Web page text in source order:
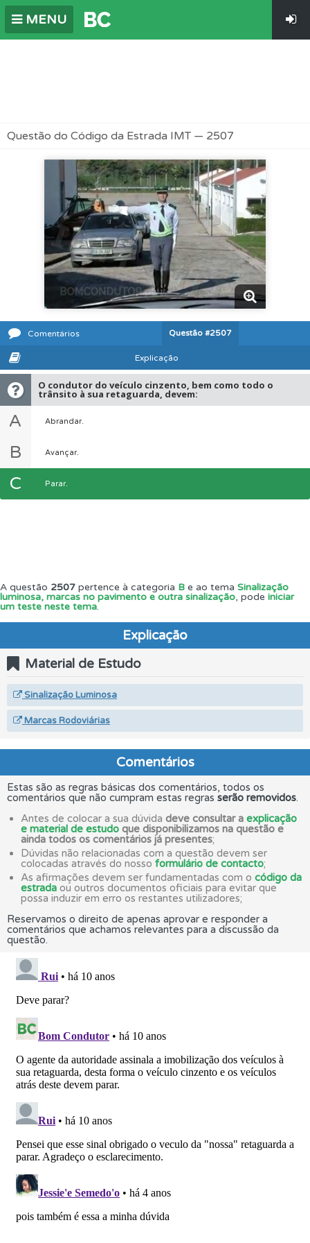
MENU
Questão do Código da Estrada IMT — 2507
Comentários Questão #2507
Explicação
O condutor do veículo cinzento, bem como todo o
trânsito à sua retaguarda, devem:
A Abrandar.
B Avançar.
C Parar.
A questão 2507 pertence à categoria B e ao tema Sinalização
luminosa, marcas no pavimento e outra sinalização, pode iniciar
um teste neste tema.
Explicação
Material de Estudo
Sinalização Luminosa
Marcas Rodoviárias
Comentários
Estas são as regras básicas dos comentários, todos os
comentários que não cumpram estas regras serão removidos.
Antes de colocar a sua dúvida deve consultar a explicação
e material de estudo que disponibilizamos na questão e
ainda todos os comentários já presentes;
Dúvidas não relacionadas com a questão devem ser
colocadas através do nosso formulário de contacto;
As afirmações devem ser fundamentadas com o código da
estrada ou outros documentos oficiais para evitar que
possa induzir em erro os restantes utilizadores;
Reservamos o direito de apenas aprovar e responder a
comentários que achamos relevantes para a discussão da
questão.